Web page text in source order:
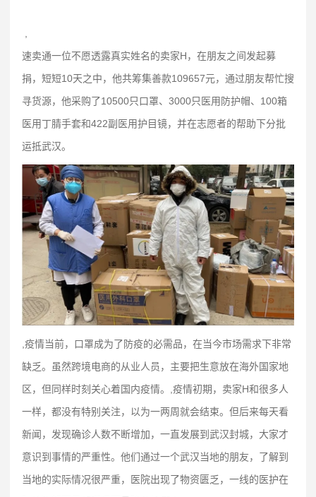
速卖通一位不愿透露真实姓名的卖家H，在朋友之间发起募
捐，短短10天之中，他共筹集善款109657元，通过朋友帮忙搜
寻货源，他采购了10500只口罩、3000只医用防护帽、100箱
医用丁腈手套和422副医用护目镜，并在志愿者的帮助下分批
运抵武汉。
,疫情当前，口罩成为了防疫的必需品，在当今市场需求下非常
缺乏。虽然跨境电商的从业人员，主要把生意放在海外国家地
区，但同样时刻关心着国内疫情。,疫情初期，卖家H和很多人
一样，都没有特别关注，以为一两周就会结束。但后来每天看
新闻，发现确诊人数不断增加，一直发展到武汉封城，大家才
意识到事情的严重性。他们通过一个武汉当地的朋友，了解到
当地的实际情况很严重，医院出现了物资匮乏，一线的医护在